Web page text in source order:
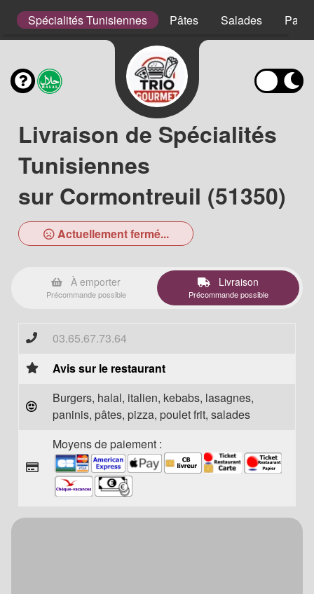
Spécialités Tunisiennes Pâtes Salades
Livraison de Spécialités
Tunisiennes
sur Cormontreuil (51350)
Actuellement fermé...
À emporter
Précommande possible
Livraison
Précommande possible
03.65.67.73.64
Avis sur le restaurant
Burgers, halal, italien, kebabs, lasagnes,
paninis, pâtes, pizza, poulet frit, salades
Moyens de paiement :